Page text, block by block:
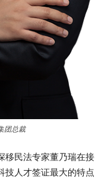
团总裁
移民法专家董乃瑞在接
技人才签证最大的特点